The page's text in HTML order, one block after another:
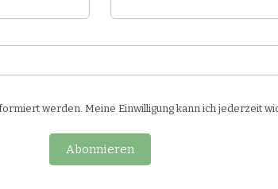
werden. Meine Einwilligung kann ich jederzeit
Abonnieren